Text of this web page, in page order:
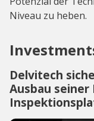
Niveau zu heben.
Delvitech
Ausbau